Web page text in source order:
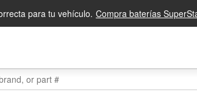
para tu vehículo. Compra baterías